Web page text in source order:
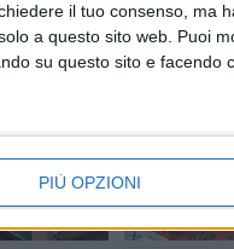
il tuo consenso, ma
a questo sito web. Puoi
su questo sito e facendo
PIÙ OPZIONI